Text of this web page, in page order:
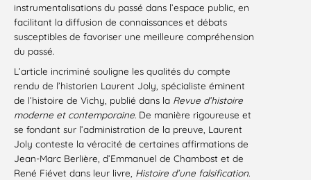
instrumentalisations du passé dans l’espace public, en
facilitant la diffusion de connaissances et débats
susceptibles de favoriser une meilleure compréhension
du passé.
L’article incriminé souligne les qualités du compte
rendu de l’historien Laurent Joly, spécialiste éminent
de l’histoire de Vichy, publié dans la Revue d’histoire
moderne et contemporaine. De manière rigoureuse et
se fondant sur l’administration de la preuve, Laurent
Joly conteste la véracité de certaines affirmations de
Jean-Marc Berlière, d’Emmanuel de Chambost et de
René Fiévet dans leur livre, Histoire d’une falsification.